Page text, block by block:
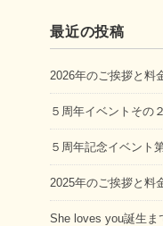
最近の投稿
2026年のご挨拶と料
５周年イベントその
５周年記念イベント
2025年のご挨拶と料
She loves you誕生ま